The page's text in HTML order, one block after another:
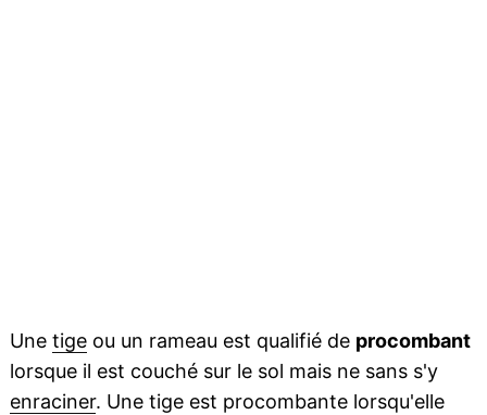
Une tigeou un rameau est qualifié de procombant
lorsque il est couché sur le sol mais ne sans s'y
enraciner. Une tige est procombante lorsqu'elle